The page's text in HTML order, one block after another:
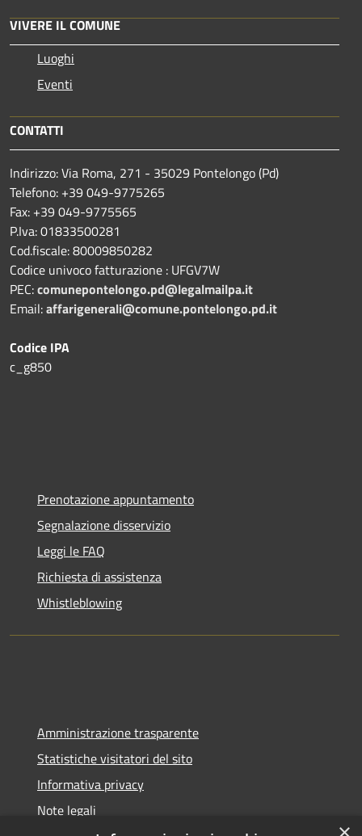
VIVERE IL COMUNE
Luoghi
Eventi
CONTATTI
Indirizzo: Via Roma, 271 - 35029 Pontelongo (Pd)
Telefono: +39 049-9775265
Fax: +39 049-9775565
P.Iva: 01833500281
Cod.fiscale: 80009850282
Codice univoco fatturazione : UFGV7W
PEC:comunepontelongo.pd@legalmailpa.it
Email:affarigenerali@comune.pontelongo.pd.it
Codice IPA
c_g850
Prenotazione appuntamento
Segnalazione disservizio
Leggi le FAQ
Richiesta di assistenza
Whistleblowing
Amministrazione trasparente
Statistiche visitatori del sito
Informativa privacy
Note legali